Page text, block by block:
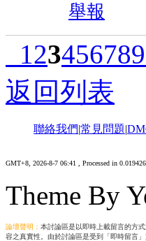
舉報
123456789
返回列表
聯絡我們|常見問題|
GMT+8, 2026-8-7 06:41 , Processed in
Theme By
論壇聲明： 本討論區是以即時上載留言的方
容之真實性。由於討論區是受到「即時留言